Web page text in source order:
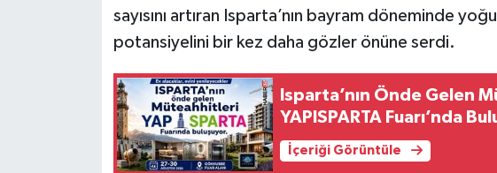
sayısını artıran Isparta’nın bayram döneminde
potansiyelini bir kez daha gözler önüne serdi.
Isparta’nın Önde Gelen
YAPISPARTA Fuarı’nda
İçeriği Görüntüle